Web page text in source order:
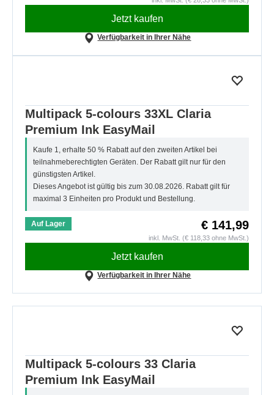
Jetzt kaufen
Verfügbarkeit in Ihrer Nähe
Multipack 5-colours 33XL Claria
Premium Ink EasyMail
Kaufe 1, erhalte 50 % Rabatt auf den zweiten Artikel bei
teilnahmeberechtigten Geräten. Der Rabatt gilt nur für den
günstigsten Artikel.
Dieses Angebot ist gültig bis zum 30.08.2026. Rabatt gilt für
maximal 3 Einheiten pro Produkt und Bestellung.
Auf Lager € 141,99
inkl. MwSt. (€ 118,33 ohne MwSt.)
Jetzt kaufen
Verfügbarkeit in Ihrer Nähe
Multipack 5-colours 33 Claria
Premium Ink EasyMail